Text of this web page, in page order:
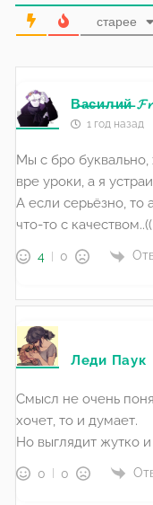
старее
В̶а̶с̶и̶л̶и̶й̶
1 год назад
Мы с бро
вре уроки, а я
А если серьёзно, то
что-то с качеством..((
4 0
Леди Паук
Смысл не очень
хочет, то и думает.
Но выглядит жутко
0 0